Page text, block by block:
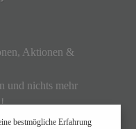
Aktionen &
und nichts mehr
bestmögliche Erfahrung